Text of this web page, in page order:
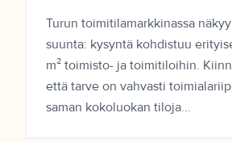
Turun toimitilamarkkinassa
suunta: kysyntä kohdistuu
m² toimisto- ja toimitiloihin.
että tarve on vahvasti
saman kokoluokan tiloja...